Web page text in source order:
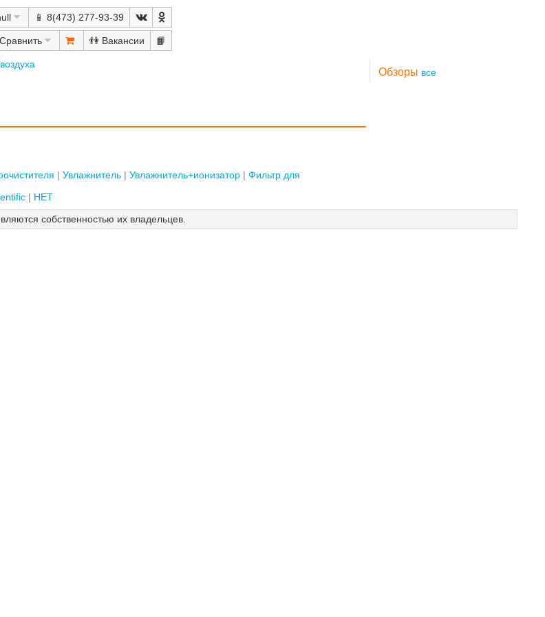
📱 8(473) 277-93-39
Сравнить 👫 📙
Увлажнитель Увлажнитель+ионизатор
Фильтр для
НЕТ
Обзоры все
собственностью их владельцев.